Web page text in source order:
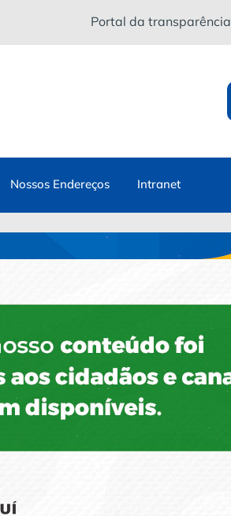
Portal da transparência
Nossos Endereços Intranet